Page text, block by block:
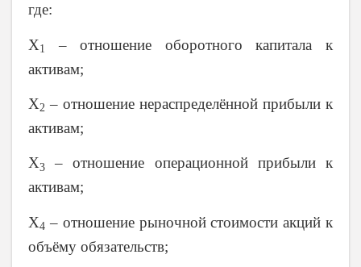
где:
Х1
– отношение оборотного капитала к
активам;
Х2 – отношение нераспределённой прибыли к
активам;
Х3
– отношение операционной прибыли к
активам;
Х4 – отношение рыночной стоимости акций к
объёму обязательств;